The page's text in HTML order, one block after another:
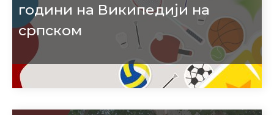
години на Википедији на
српском